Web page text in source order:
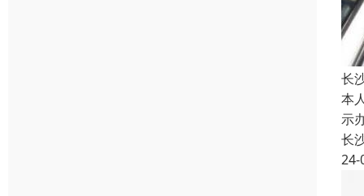
长
本
示
长
24-